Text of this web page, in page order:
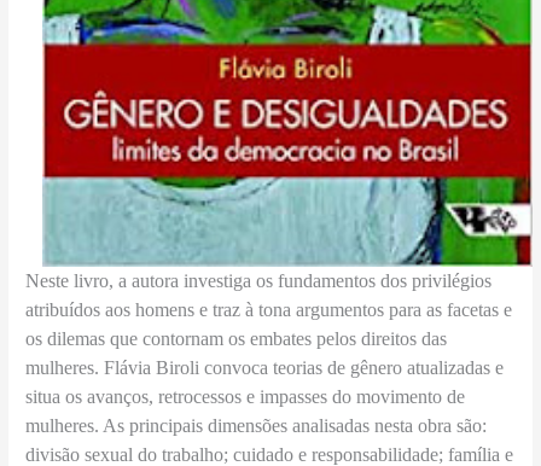
Neste livro, a autora investiga os fundamentos dos privilégios
atribuídos aos homens e traz à tona argumentos para as facetas e
os dilemas que contornam os embates pelos direitos das
mulheres. Flávia Biroli convoca teorias de gênero atualizadas e
situa os avanços, retrocessos e impasses do movimento de
mulheres. As principais dimensões analisadas nesta obra são:
divisão sexual do trabalho; cuidado e responsabilidade; família e